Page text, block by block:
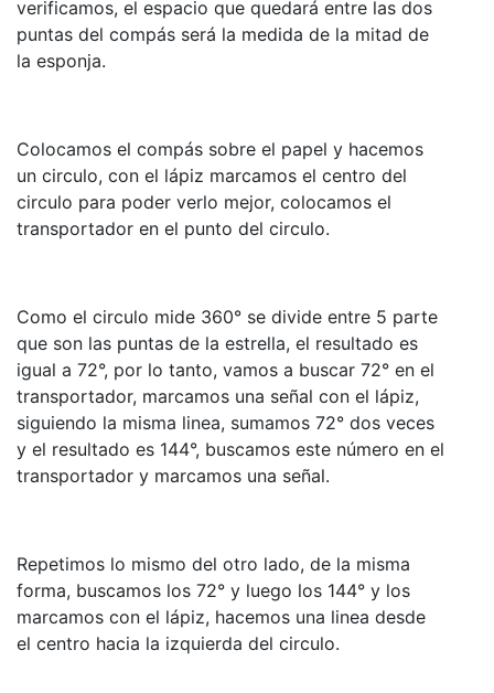
verificamos, el espacio que quedará entre las dos
puntas del compás será la medida de la mitad de
la esponja.
Colocamos el compás sobre el papel y hacemos
un circulo, con el lápiz marcamos el centro del
circulo para poder verlo mejor, colocamos el
transportador en el punto del circulo.
Como el circulo mide 360° se divide entre 5 parte
que son las puntas de la estrella, el resultado es
igual a 72°, por lo tanto, vamos a buscar 72° en el
transportador, marcamos una señal con el lápiz,
siguiendo la misma linea, sumamos 72° dos veces
y el resultado es 144°, buscamos este número en el
transportador y marcamos una señal.
Repetimos lo mismo del otro lado, de la misma
forma, buscamos los 72° y luego los 144° y los
marcamos con el lápiz, hacemos una linea desde
el centro hacia la izquierda del circulo.